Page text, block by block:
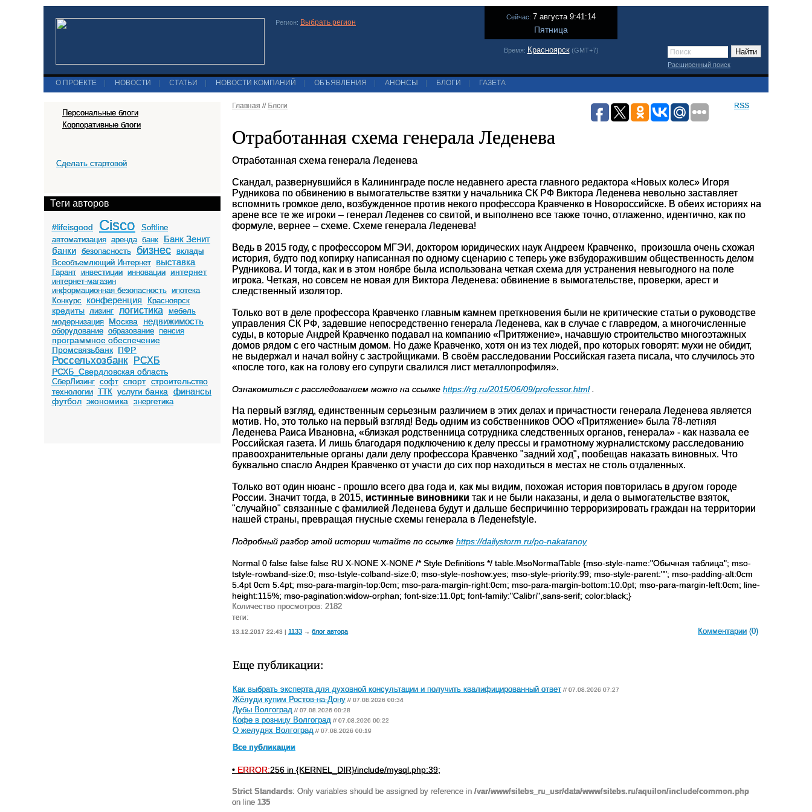
Регион: Выбрать регион
Сейчас: 7 августа 9:41:14
Пятница
Время: Красноярск(GMT+7)
Расширенный поиск
О ПРОЕКТЕ НОВОСТИ СТАТЬИ НОВОСТИ КОМПАНИЙ ОБЪЯВЛЕНИЯ АНОНСЫ БЛОГИ ГАЗЕТА
Персональные блоги
Корпоративные блоги
Сделать стартовой
Теги авторов
#lifeisgood Cisco
Softline
автоматизация аренда банк
Банк Зенит
банки безопасность бизнес
вклады
Всеобъемлющий Интернет
выставка
Гарант инвестиции инновации интернет
интернет-магазин
информационная безопасность ипотека
Конкурс
конференция Красноярск
кредиты лизинг логистика
мебель
модернизация
Москва недвижимость
оборудование образование пенсия
программное обеспечение
Промсвязьбанк ПФР
Россельхозбанк РСХБ
РСХБ_Свердловская область
СберЛизинг софт спорт строительство
технологии ТТК услуги банка финансы
футбол экономика энергетика
Главная // Блоги RSS
Отработанная схема генерала Леденева
Отработанная схема генерала Леденева
Скандал, развернувшийся в Калининграде после недавнего ареста главного редактора «Новых колес» Игоря
Рудникова по обвинению в вымогательстве взятки у начальника СК РФ Виктора Леденева невольно заставляет
вспомнить громкое дело, возбужденное против некого профессора Кравченко в Новороссийске. В обеих историях на
арене все те же игроки – генерал Леденев со свитой, и выполнено все также точно, отлаженно, идентично, как по
формуле, вернее – схеме. Схеме генерала Леденева!
Ведь в 2015 году, с профессором МГЭИ, доктором юридических наук Андреем Кравченко, произошла очень схожая
история, будто под копирку написанная по одному сценарию с теперь уже взбудоражившим общественность делом
Рудникова. И тогда, как и в этом ноябре была использована четкая схема для устранения невыгодного на поле
игрока. Четкая, но совсем не новая для Виктора Леденева: обвинение в вымогательстве, проверки, арест и
следственный изолятор.
Только вот в деле профессора Кравченко главным камнем преткновения были не критические статьи о руководстве
управления СК РФ, задевшие непосредственно генерала Леденева, как в случае с главредом, а многочисленные
суды, в которые Андрей Кравченко подавал на компанию «Притяжение», начавшую строительство многоэтажных
домов рядом с его частным домом. Но даже Кравченко, хотя он из тех людей, про которых говорят: мухи не обидит,
не выдержал и начал войну с застройщиками. В своём расследовании Российская газета писала, что случилось это
«после того, как на голову его супруги свалился лист металлопрофиля».
Ознакомиться с расследованием можно на ссылке https://rg.ru/2015/06/09/professor.html.
На первый взгляд, единственным серьезным различием в этих делах и причастности генерала Леденева является
мотив. Но, это только на первый взгляд! Ведь одним из собственников ООО «Притяжение» была 78-летняя
Леденева Раиса Ивановна, «близкая родственница сотрудника следственных органов, генерала» - как назвала ее
Российская газета. И лишь благодаря подключению к делу прессы и грамотному журналистскому расследованию
правоохранительные органы дали делу профессора Кравченко "задний ход", пообещав наказать виновных. Что
буквально спасло Андрея Кравченко от участи до сих пор находиться в местах не столь отдаленных.
Только вот один нюанс - прошло всего два года и, как мы видим, похожая история повторилась в другом городе
России. Значит тогда, в 2015, истинные виновники так и не были наказаны, и дела о вымогательстве взяток,
"случайно" связанные с фамилией Леденева будут и дальше беспричинно терроризировать граждан на территории
нашей страны, превращая гнусные схемы генерала в Леденеfstyle.
Подробный разбор этой истории читайте по ссылке https://dailystorm.ru/po-nakatanoy
Normal 0 false false false RU X-NONE X-NONE /* Style Definitions */ table.MsoNormalTable {mso-style-name:"Обычная таблица"; mso-
tstyle-rowband-size:0; mso-tstyle-colband-size:0; mso-style-noshow:yes; mso-style-priority:99; mso-style-parent:""; mso-padding-alt:0cm
5.4pt 0cm 5.4pt; mso-para-margin-top:0cm; mso-para-margin-right:0cm; mso-para-margin-bottom:10.0pt; mso-para-margin-left:0cm; line-
height:115%; mso-pagination:widow-orphan; font-size:11.0pt; font-family:"Calibri",sans-serif; color:black;}
Количество просмотров: 2182
теги:
13.12.2017 22:43 | 1133 → блог автора Комментарии (0)
Еще публикации:
Как выбрать эксперта для духовной консультации и получить квалифицированный ответ // 07.08.2026 07:27
Жёлуди купим Ростов-на-Дону // 07.08.2026 00:34
Дубы Волгоград // 07.08.2026 00:28
Кофе в розницу Волгоград // 07.08.2026 00:22
О желудях Волгоград // 07.08.2026 00:19
Все публикации
• ERROR:256 in {KERNEL_DIR}/include/mysql.php:39;
Strict Standards: Only variables should be assigned by reference in /var/www/sitebs_ru_usr/data/www/sitebs.ru/aquilon/include/common.php
on line 135